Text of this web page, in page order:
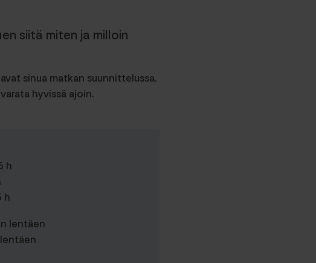
siitä miten ja milloin
sinua matkan suunnittelussa.
hyvissä ajoin.
h
h
lentäen